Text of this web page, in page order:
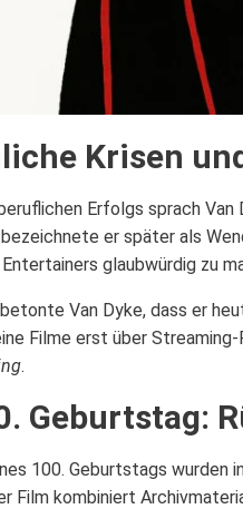
Krisen
Erfolgs sprach
er später als
glaubwürdig zu
Van Dyke, dass er
Filme erst über
.
Geburtstag:
100. Geburtstags wurden
Film kombiniert